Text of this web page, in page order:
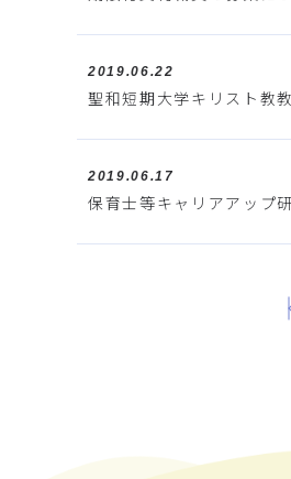
2019.06.22
聖和短期大学キリスト教
2019.06.17
保育士等キャリアアップ